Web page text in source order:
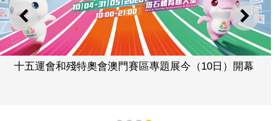
上一則 下一
十五運會和殘特奧會澳門賽區專題展今（10日）開幕